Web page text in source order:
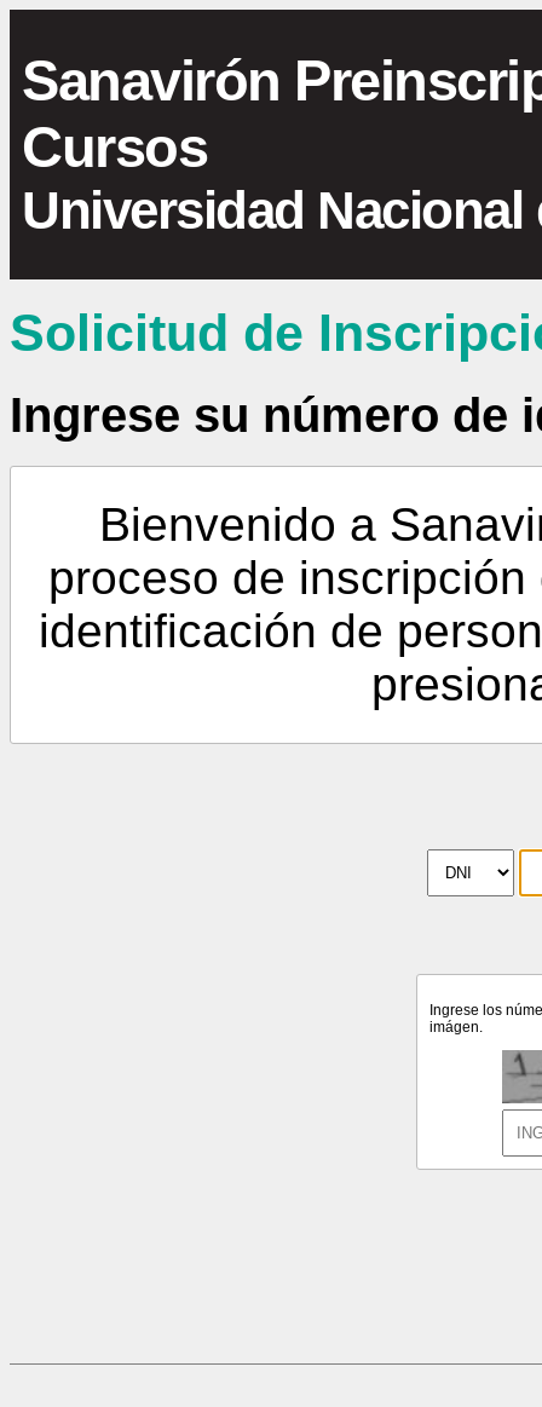
Sanavirón
Cursos
Universidad Nacional
Solicitud de
Ingrese su número de
Bienvenido a
proceso de
identificación de
Ingrese los
imágen.